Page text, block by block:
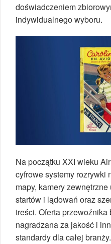
doświadczeniem
indywidualnego wyboru.
Na początku XXI wieku
cyfrowe systemy rozrywki
mapy, kamery
startów i lądowań oraz
treści. Oferta przewoźnika
nagradzana za jakość i
standardy dla całej branży.